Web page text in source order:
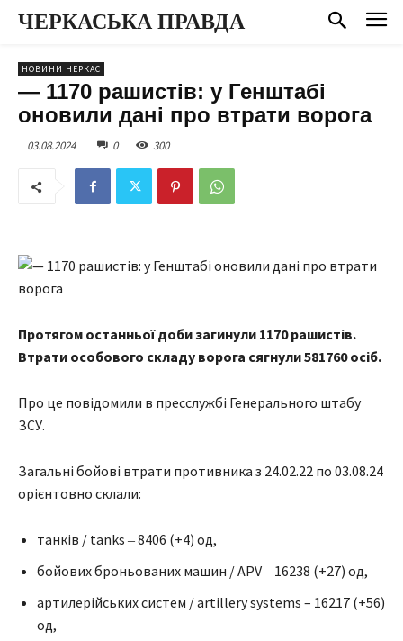
ЧЕРКАСЬКА ПРАВДА
НОВИНИ ЧЕРКАС
— 1170 рашистів: у Генштабі
оновили дані про втрати ворога
03.08.2024 0 300
Протягом останньої доби загинули 1170 рашистів.
Втрати особового складу ворога сягнули 581760 осіб.
Про це повідомили в пресслужбі Генерального штабу
ЗСУ.
Загальні бойові втрати противника з 24.02.22 по 03.08.24
орієнтовно склали:
танків / tanks ‒ 8406 (+4) од,
бойових броньованих машин / APV ‒ 16238 (+27) од,
артилерійських систем / artillery systems – 16217 (+56)
од,